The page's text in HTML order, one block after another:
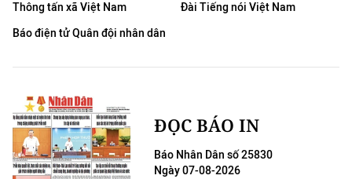
Thông tấn xã Việt Nam
Đài Tiếng nói Việt Nam
Báo điện tử Quân đội nhân dân
ĐỌC BÁO IN
Báo Nhân Dân số 25830
Ngày 07-08-2026